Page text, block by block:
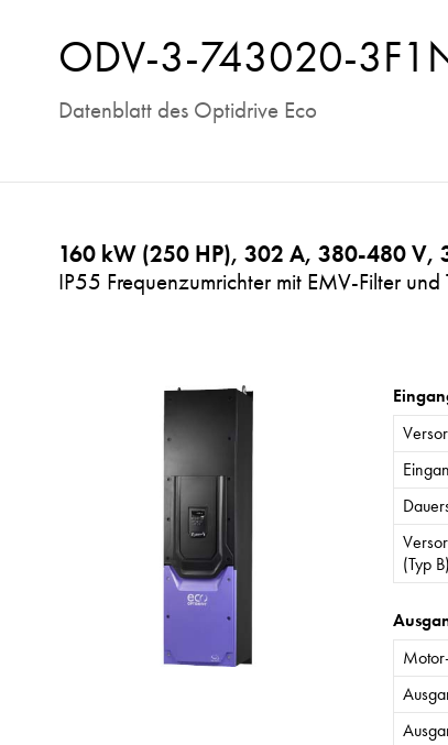
ODV-3-743020-
Datenblatt des Optidrive Eco
160 kW (250 HP), 302 A, 380-480 V,
IP55 Frequenzumrichter mit EMV-Filter und
(Typ B)